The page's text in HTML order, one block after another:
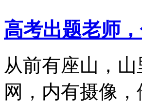
高考出题老师
从前有座山，
网，内有摄像